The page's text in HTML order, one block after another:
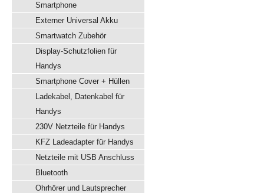
Smartphone
Externer Universal Akku
Smartwatch Zubehör
Display-Schutzfolien für
Handys
Smartphone Cover + Hüllen
Ladekabel, Datenkabel für
Handys
230V Netzteile für Handys
KFZ Ladeadapter für Handys
Netzteile mit USB Anschluss
Bluetooth
Ohrhörer und Lautsprecher